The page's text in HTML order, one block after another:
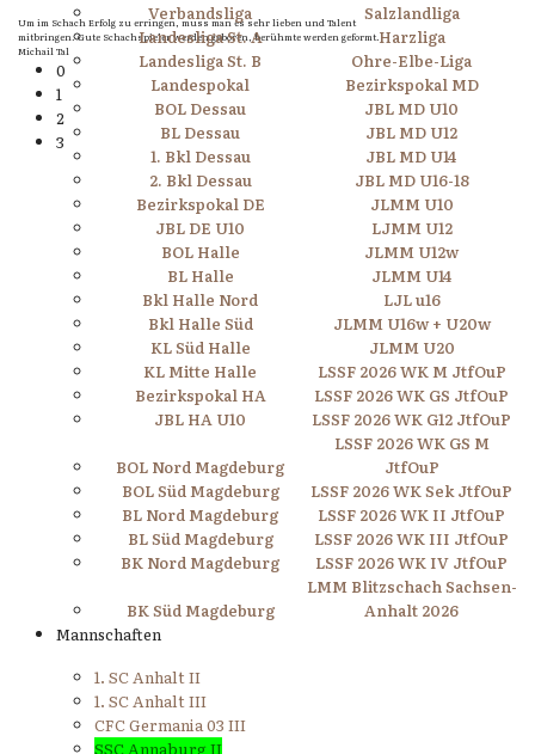
Um im Schach Erfolg zu erringen, muss man es sehr lieben und Talent
mitbringen. Gute Schachspieler werden geboren, berühmte werden geformt.
Michail Tal
0
1
2
3
Verbandsliga
Salzlandliga
Landesliga St. A
Harzliga
Landesliga St. B
Ohre-Elbe-Liga
Landespokal
Bezirkspokal MD
BOL Dessau
JBL MD U10
BL Dessau
JBL MD U12
1. Bkl Dessau
JBL MD U14
2. Bkl Dessau
JBL MD U16-18
Bezirkspokal DE
JLMM U10
JBL DE U10
LJMM U12
BOL Halle
JLMM U12w
BL Halle
JLMM U14
Bkl Halle Nord
LJL u16
Bkl Halle Süd
JLMM U16w + U20w
KL Süd Halle
JLMM U20
KL Mitte Halle
LSSF 2026 WK M JtfOuP
Bezirkspokal HA
LSSF 2026 WK GS JtfOuP
JBL HA U10
LSSF 2026 WK G12 JtfOuP
BOL Nord Magdeburg
LSSF 2026 WK GS M
JtfOuP
BOL Süd Magdeburg
LSSF 2026 WK Sek JtfOuP
BL Nord Magdeburg
LSSF 2026 WK II JtfOuP
BL Süd Magdeburg
LSSF 2026 WK III JtfOuP
BK Nord Magdeburg
LSSF 2026 WK IV JtfOuP
BK Süd Magdeburg
LMM Blitzschach Sachsen-
Anhalt 2026
Mannschaften
1. SC Anhalt II
1. SC Anhalt III
CFC Germania 03 III
SSC Annaburg II